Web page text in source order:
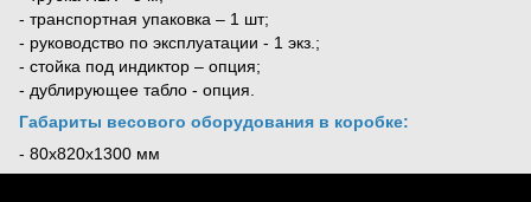
- транспортная упаковка – 1 шт;
- руководство по эксплуатации - 1 экз.;
- стойка под индиктор – опция;
- дублирующее табло - опция.
Габариты весового оборудования в коробке:
- 80х820х1300 мм